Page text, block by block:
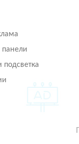
панели
подсветка